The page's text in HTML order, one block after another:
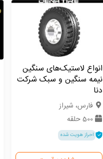
انواع لاستیک‌های سنگین
نیمه سنگین و سبک شرکت
دنا
فارس، شیراز
500 حلقه
احراز هویت شده